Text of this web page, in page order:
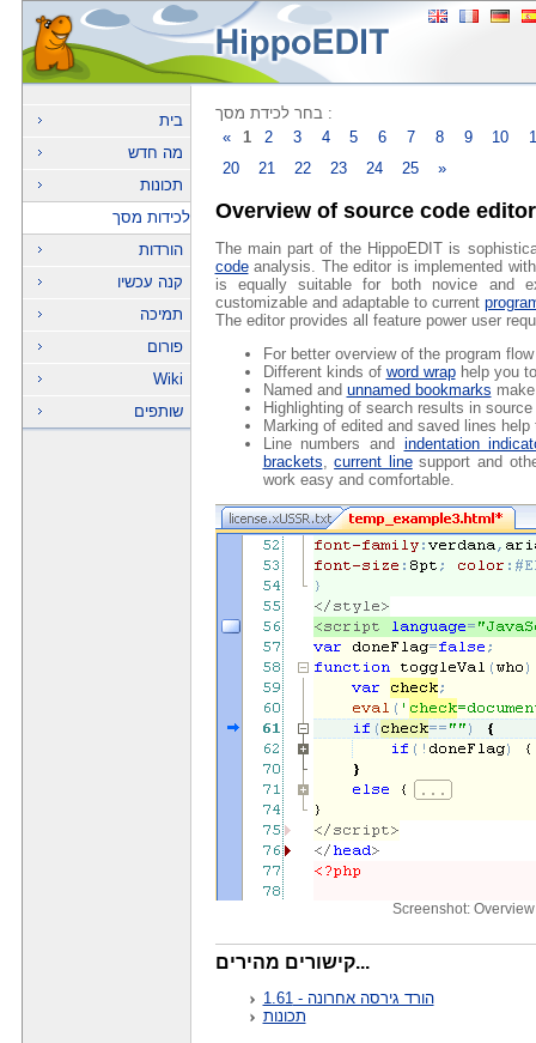
בית
מה חדש
תכונות
לכידות מסך
הורדות
קנה עכשיו
תמיכה
פורום
Wiki
שותפים
בחר לכידת מסך :
«
1 2 3 4 5 6 7 8 9 10
20
21 22 23 24 25 »
Overview of source code editor
The main part of the HippoEDIT is
codeanalysis. The editor is implemented
is equally suitable for both novice and
customizable and adaptable to current
The editor provides all feature power user
For better overview of the program
Different kinds of word wraphelp you
Named and unnamed bookmarks
Highlighting of search results in
Marking of edited and saved lines
Line numbers and indentation
brackets,current linesupport and
work easy and comfortable.
Screenshot:
קישורים מהירים...
הורד גירסה אחרונה - 1.61
תכונות